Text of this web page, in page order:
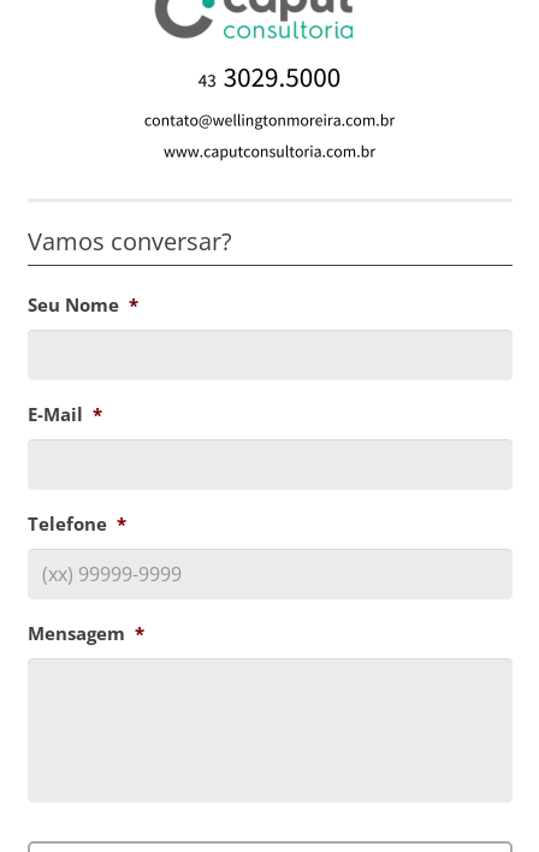
Vamos conversar?
Seu Nome *
E-Mail *
Telefone *
Mensagem *